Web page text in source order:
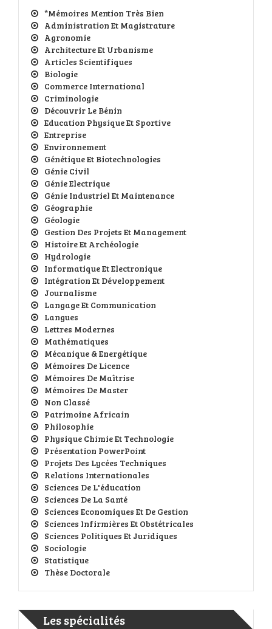
*Mémoires Mention Très Bien
Administration Et Magistrature
Agronomie
Architecture Et Urbanisme
Articles Scientifiques
Biologie
Commerce International
Criminologie
Découvrir Le Bénin
Education Physique Et Sportive
Entreprise
Environnement
Génétique Et Biotechnologies
Génie Civil
Génie Electrique
Génie Industriel Et Maintenance
Géographie
Géologie
Gestion Des Projets Et Management
Histoire Et Archéologie
Hydrologie
Informatique Et Electronique
Intégration Et Développement
Journalisme
Langage Et Communication
Langues
Lettres Modernes
Mathématiques
Mécanique & Energétique
Mémoires De Licence
Mémoires De Maîtrise
Mémoires De Master
Non Classé
Patrimoine Africain
Philosophie
Physique Chimie Et Technologie
Présentation PowerPoint
Projets Des Lycées Techniques
Relations Internationales
Sciences De L'éducation
Sciences De La Santé
Sciences Economiques Et De Gestion
Sciences Infirmières Et Obstétricales
Sciences Politiques Et Juridiques
Sociologie
Statistique
Thèse Doctorale
Les spécialités